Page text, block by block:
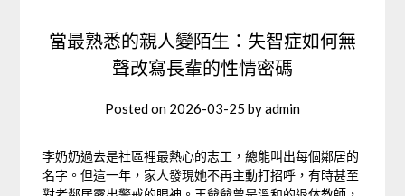
當最熟悉的親人變陌生：失智症如何無
聲改寫長輩的性情密碼
Posted on 2026-03-25 byadmin
李奶奶過去是社區裡最熱心的志工，總能叫出每個鄰居的
名字。但這一年，家人發現她不再主動打招呼，有時甚至